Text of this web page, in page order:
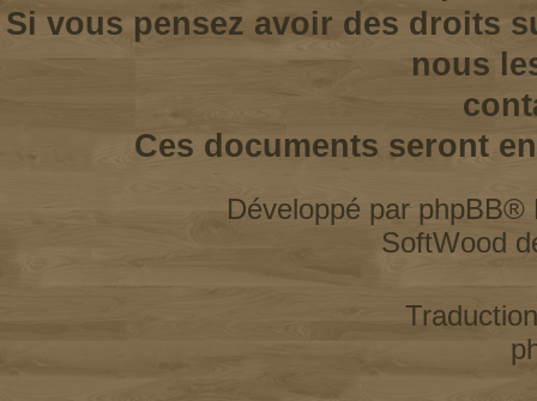
Si vous pensez avoir des droits
nous
Ces documents seront
Développé par phpBB®
SoftWood